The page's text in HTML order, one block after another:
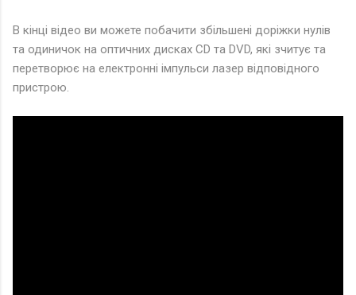
В кінці відео ви можете побачити збільшені доріжки нулів
та одиничок на оптичних дисках CD та DVD, які зчитує та
перетворює на електронні імпульси лазер відповідного
пристрою.